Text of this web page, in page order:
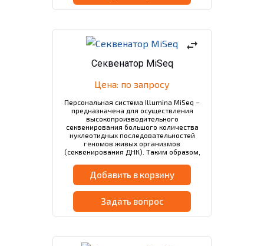
swap_horiz
Секвенатор MiSeq
Цена: по запросу
Персональная система Illumina MiSeq –
предназначена для осуществления
высокопроизводительного
секвенирования большого количества
нуклеотидных последовательностей
геномов живых организмов
(секвенирования ДНК). Таким образом,
дополнительного оборудования, что
гарантирует…
Добавить в корзину
Задать вопрос